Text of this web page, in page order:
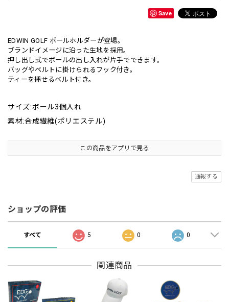
Save
EDWIN GOLF ボールホルダーが登場。
ブランドイメージに沿った生地を採用。
押し出し式でボールの出し入れが片手でできます。
バッグやベルトに掛けられるフック付き。
ティーを挿せるベルト付き。
サイズ:ボール3個入れ
素材:合成繊維(ポリエステル)
この商品をアプリで見る
通報する
ショップの評価
すべて 5 0 0
関連商品